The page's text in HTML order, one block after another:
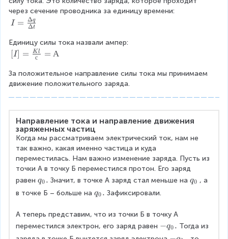
через сечение проводника за единицу времени:
I
\
fr
c
{
D
el
I = Δt
Δq
Единицу силы тока назвали ампер:
[I
=
\
K
=
[I] = с
Kl = А
За положительное направление силы тока мы принимаем
движение положительного заряда.
Направление тока и направление движения
заряженных частиц
Когда мы рассматриваем электрический ток, нам не
так важно, какая именно частица и куда
переместилась. Нам важно изменение заряда. Пусть из
точки А в точку Б переместился протон. Его заряд
равен \
\
0
.
q0 . Значит, в точке А заряд стал меньше на \
q0 , а
в точке Б – больше на \
q
_
q0 . Зафиксировали.
А теперь представим, что из точки Б в точку А
переместился электрон, его заряд равен \
\
−q0 . Тогда из